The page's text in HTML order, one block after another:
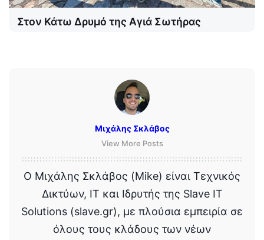
Στον Κάτω Δρυμό της Αγιά Σωτήρας
Μιχάλης Σκλάβος
View More Posts
Ο Μιχάλης Σκλάβος (Mike) είναι Τεχνικός
Δικτύων, IT και Ιδρυτής της Slave IT
Solutions (slave.gr), με πλούσια εμπειρία σε
όλους τους κλάδους των νέων